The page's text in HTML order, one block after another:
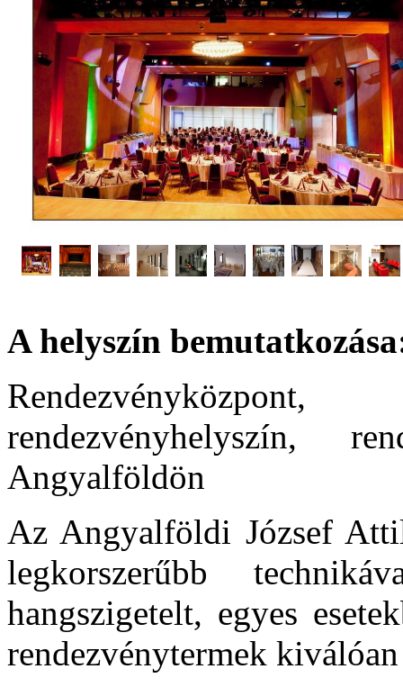
A helyszín
rendezvényhelyszín,
Angyalföldön
Az Angyalföldi József
legkorszerűbb
hangszigetelt, egyes
rendezvénytermek